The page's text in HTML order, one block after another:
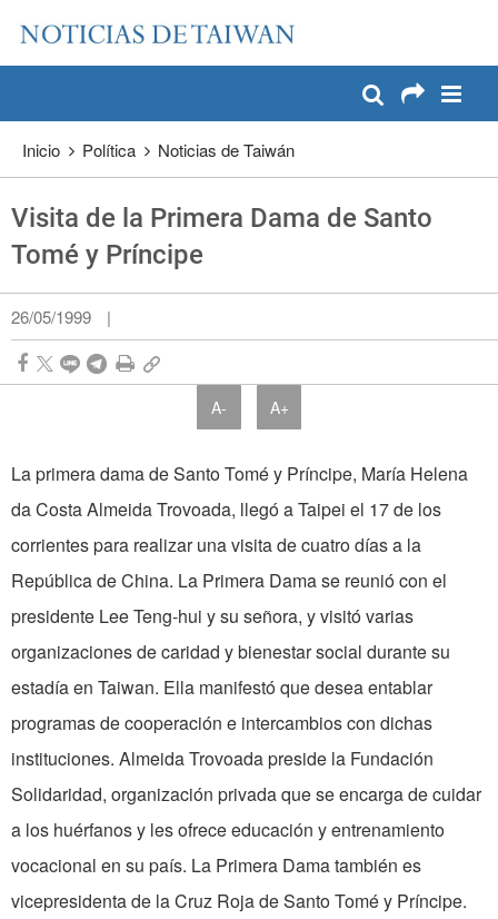
Pase a contenido principal
Inicio Política Noticias de Taiwán
Visita de la Primera Dama de Santo
Tomé y Príncipe
26/05/1999 |
A- A+
La primera dama de Santo Tomé y Príncipe, María Helena
da Costa Almeida Trovoada, llegó a Taipei el 17 de los
corrientes para realizar una visita de cuatro días a la
República de China. La Primera Dama se reunió con el
presidente Lee Teng-hui y su señora, y visitó varias
organizaciones de caridad y bienestar social durante su
estadía en Taiwan. Ella manifestó que desea entablar
programas de cooperación e intercambios con dichas
instituciones. Almeida Trovoada preside la Fundación
Solidaridad, organización privada que se encarga de cuidar
a los huérfanos y les ofrece educación y entrenamiento
vocacional en su país. La Primera Dama también es
vicepresidenta de la Cruz Roja de Santo Tomé y Príncipe.